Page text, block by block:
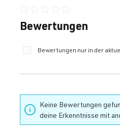
Durchschnittliche
Bewertungen
Bewertungen nur in der
Keine Bewertungen
deine Erkenntnisse mit